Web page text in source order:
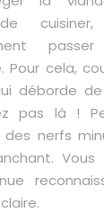
Pour cela,
déborde
pas là !
nerfs